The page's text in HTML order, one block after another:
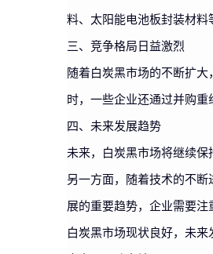
料、太阳能电池板封装材料
三、竞争格局日益激烈
随着白炭黑市场的不断扩
时，一些企业还通过并购重
四、未来发展趋势
未来，白炭黑市场将继续保
另一方面，随着技术的不
展的重要趋势，企业需要注
白炭黑市场现状良好，未